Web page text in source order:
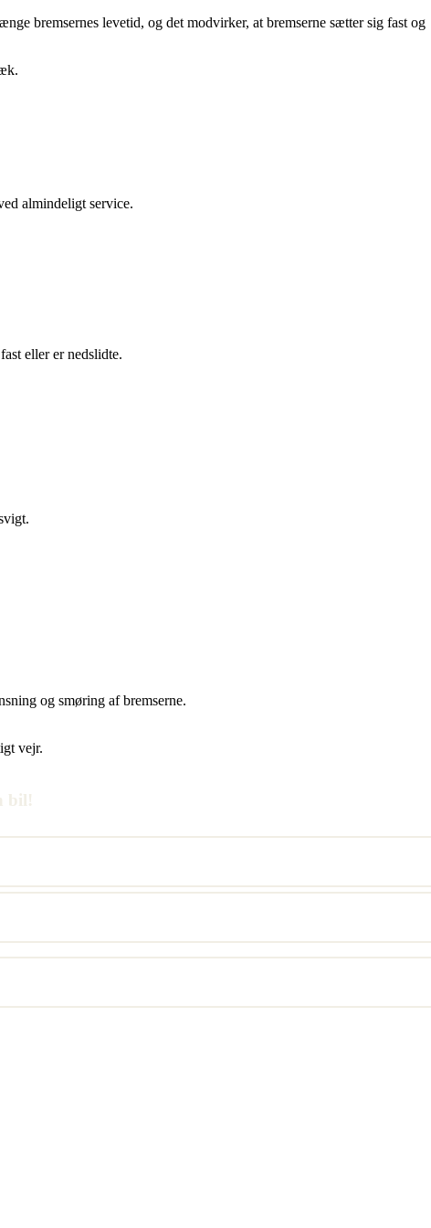
bremsernes levetid, og det modvirker, at bremserne sætter sig fast og
almindeligt service.
eller er nedslidte.
og smøring af bremserne.
vejr.
bil!